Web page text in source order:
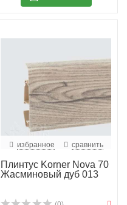
избранное сравнить
Плинтус Korner Nova 70
Жасминовый дуб 013